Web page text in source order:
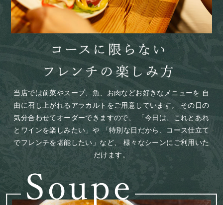
当店では前菜やスープ、魚、お肉などお好きなメニューを 自
由に召し上がれるアラカルトをご用意しています。
その日の
気分合わせてオーダーできますので、
「今日は、これとあれ
とワインを楽しみたい」や 「特別な日だから、コース仕立て
でフレンチを堪能したい」など、
様々なシーンにご利用いた
だけます。